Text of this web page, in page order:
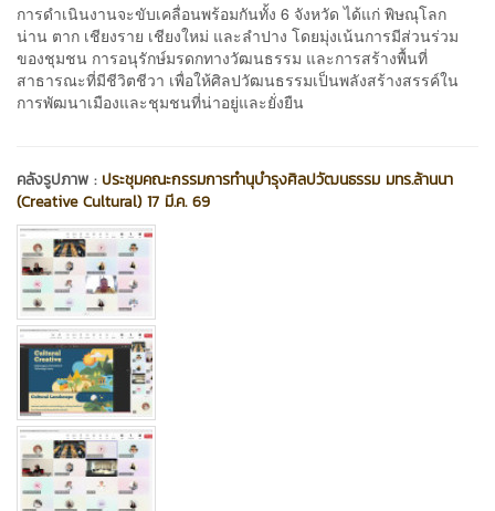
การดำเนินงานจะขับเคลื่อนพร้อมกันทั้ง 6 จังหวัด ได้แก่ พิษณุโลก
น่าน ตาก เชียงราย เชียงใหม่ และลำปาง โดยมุ่งเน้นการมีส่วนร่วม
ของชุมชน การอนุรักษ์มรดกทางวัฒนธรรม และการสร้างพื้นที่
สาธารณะที่มีชีวิตชีวา เพื่อให้ศิลปวัฒนธรรมเป็นพลังสร้างสรรค์ใน
การพัฒนาเมืองและชุมชนที่น่าอยู่และยั่งยืน
คลังรูปภาพ : ประชุมคณะกรรมการทำนุบำรุงศิลปวัฒนธรรม มทร.ล้านนา
(Creative Cultural) 17 มี.ค. 69